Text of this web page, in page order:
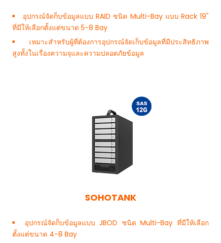
อุปกรณ์จัดก็บข้อมูลแบบ RAID ชนิด Multi-Bay แบบ Rack 19"
ที่มีให้เลือกตั้งแต่ขนาด 5-8 Bay
เหมาะสำหรับผู้ที่ต้องการอุปกรณ์จัดเก็บข้อมูลที่มีประสิทธิภาพ
สูงทั้งในเรื่องความจุและความปลอดภัยข้อมูล
SOHOTANK
อุปกรณ์จัดก็บข้อมูลแบบ JBOD ชนิด Multi-Bay ที่มีให้เลือก
ตั้งแต่ขนาด 4-8 Bay